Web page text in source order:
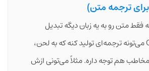
فقط متن رو به یه زبان دیگه تبدیل
می‌کنن، ChatGPT می‌تونه ترجمه‌ای تولید کنه که به لحن،
هم توجه داره. مثلاً می‌تونی ازش